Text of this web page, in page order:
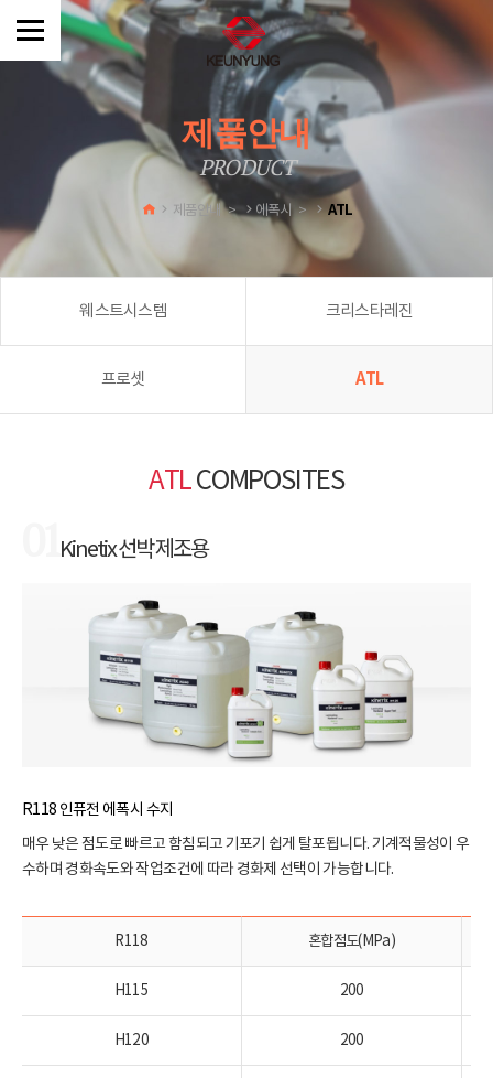
제품안내
PRODUCT
제품안내 > 에폭시 > ATL
웨스트시스템 크리스타레진
프로셋 ATL
ATLCOMPOSITES
Kinetix 선박 제조용
R118 인퓨전 에폭시 수지
매우 낮은 점도로 빠르고 함침되고 기포기 쉽게 탈포됩니다. 기계적물성이 우
수하며 경화속도와 작업조건에 따라 경화제 선택이 가능합니다.
R118 혼합점도(MPa)
H115 200
H120 200